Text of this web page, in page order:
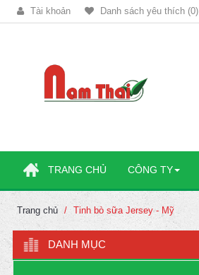
Tài khoản Danh sách yêu thích (0)
TRANG CHỦ CÔNG TY
Trang chủ Tinh bò sữa Jersey - Mỹ
DANH MỤC